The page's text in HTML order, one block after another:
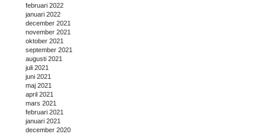
februari 2022
januari 2022
december 2021
november 2021
oktober 2021
september 2021
augusti 2021
juli 2021
juni 2021
maj 2021
april 2021
mars 2021
februari 2021
januari 2021
december 2020